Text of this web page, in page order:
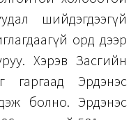
шийдэгдээгүй
орд дээр
Хэрэв Засгийн
гаргаад Эрдэнэс
болно. Эрдэнэс